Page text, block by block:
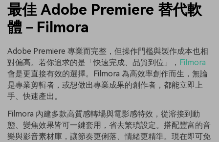
最佳 Adobe Premiere 替代軟
體－Filmora
Adobe Premiere 專業而完整，但操作門檻與製作成本也相
對偏高。若你追求的是「快速完成、品質到位」， Filmora
會是更直接有效的選擇。Filmora 為高效率創作而生，無論
是專業剪輯者，或想做出專業成果的創作者，都能立即上
手、快速產出。
Filmora 內建多款高質感轉場與電影感特效，從溶接到動
態、變焦效果皆可一鍵套用，省去繁瑣設定。搭配豐富的音
樂與影音素材庫，讓節奏更俐落、情緒更精準。現在即可免